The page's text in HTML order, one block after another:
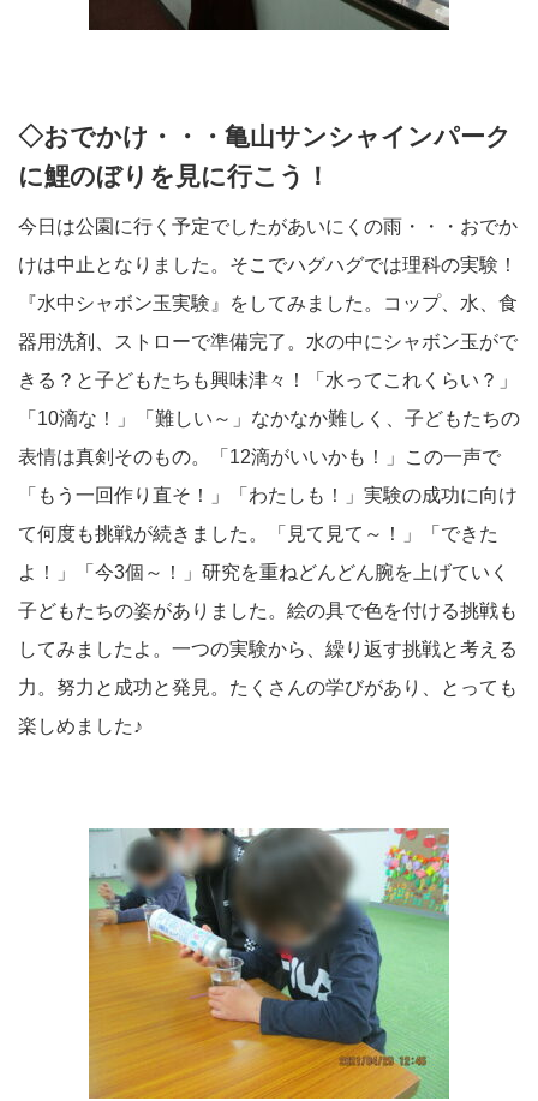
◇おでかけ・・・亀山サンシャインパーク
に鯉のぼりを見に行こう！
今日は公園に行く予定でしたがあいにくの雨・・・おでか
けは中止となりました。そこでハグハグでは理科の実験！
『水中シャボン玉実験』をしてみました。コップ、水、食
器用洗剤、ストローで準備完了。水の中にシャボン玉がで
きる？と子どもたちも興味津々！「水ってこれくらい？」
「10滴な！」「難しい～」なかなか難しく、子どもたちの
表情は真剣そのもの。「12滴がいいかも！」この一声で
「もう一回作り直そ！」「わたしも！」実験の成功に向け
て何度も挑戦が続きました。「見て見て～！」「できた
よ！」「今3個～！」研究を重ねどんどん腕を上げていく
子どもたちの姿がありました。絵の具で色を付ける挑戦も
してみましたよ。一つの実験から、繰り返す挑戦と考える
力。努力と成功と発見。たくさんの学びがあり、とっても
楽しめました♪